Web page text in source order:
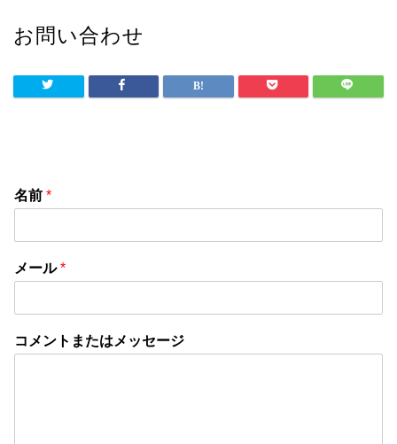
お問い合わせ
名前 *
メール*
コメントまたはメッセージ